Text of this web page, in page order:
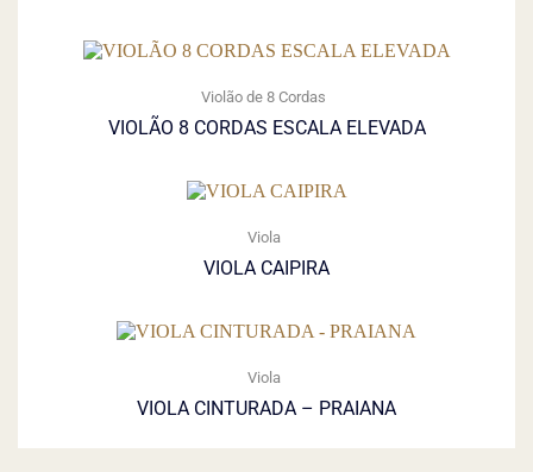
Violão de 8 Cordas
VIOLÃO 8 CORDAS ESCALA ELEVADA
Viola
VIOLA CAIPIRA
Viola
VIOLA CINTURADA – PRAIANA